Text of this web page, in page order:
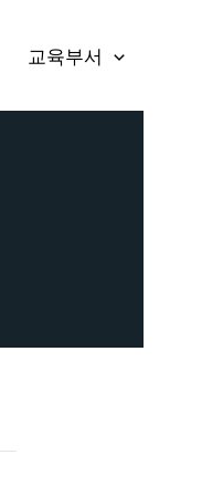
교육부서